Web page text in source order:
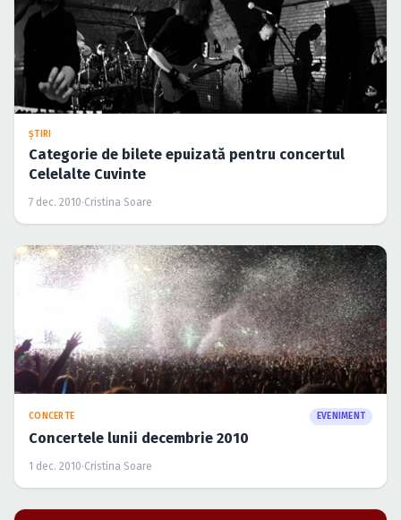
ŞTIRI
Categorie de bilete epuizată pentru concertul
Celelalte Cuvinte
7 dec. 2010·Cristina Soare
CONCERTE EVENIMENT
Concertele lunii decembrie 2010
1 dec. 2010·Cristina Soare